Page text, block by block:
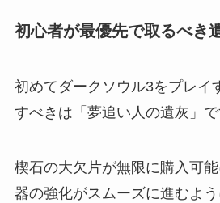
初心者が最優先で取るべき
初めてダークソウル3をプレイ
すべきは「夢追い人の遺灰」で
楔石の大欠片が無限に購入可
器の強化がスムーズに進むよ